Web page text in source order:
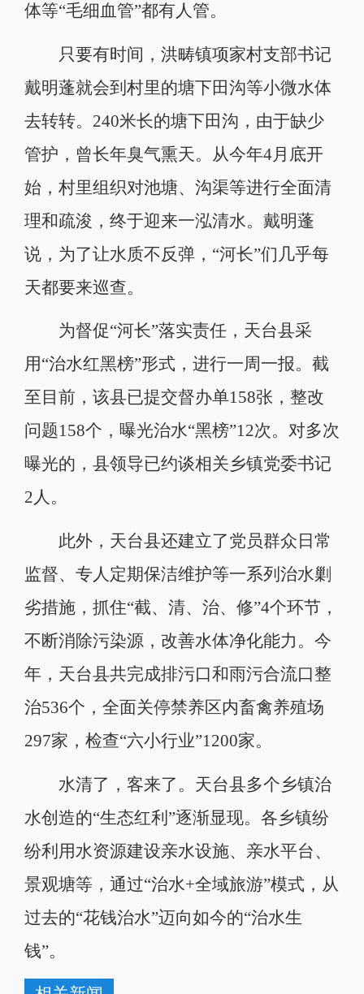
体等“毛细血管”都有人管。
只要有时间，洪畴镇项家村支部书记
戴明蓬就会到村里的塘下田沟等小微水体
去转转。240米长的塘下田沟，由于缺少
管护，曾长年臭气熏天。从今年4月底开
始，村里组织对池塘、沟渠等进行全面清
理和疏浚，终于迎来一泓清水。戴明蓬
说，为了让水质不反弹，“河长”们几乎每
天都要来巡查。
为督促“河长”落实责任，天台县采
用“治水红黑榜”形式，进行一周一报。截
至目前，该县已提交督办单158张，整改
问题158个，曝光治水“黑榜”12次。对多次
曝光的，县领导已约谈相关乡镇党委书记
2人。
此外，天台县还建立了党员群众日常
监督、专人定期保洁维护等一系列治水剿
劣措施，抓住“截、清、治、修”4个环节，
不断消除污染源，改善水体净化能力。今
年，天台县共完成排污口和雨污合流口整
治536个，全面关停禁养区内畜禽养殖场
297家，检查“六小行业”1200家。
水清了，客来了。天台县多个乡镇治
水创造的“生态红利”逐渐显现。各乡镇纷
纷利用水资源建设亲水设施、亲水平台、
景观塘等，通过“治水+全域旅游”模式，从
过去的“花钱治水”迈向如今的“治水生
钱”。